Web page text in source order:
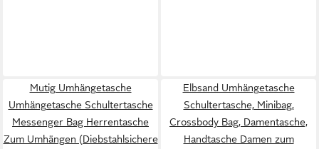
Mutig Umhängetasche
Umhängetasche Schultertasche
Messenger Bag Herrentasche
Zum Umhängen (Diebstahlsichere
Elbsand Umhängetasche
Schultertasche, Minibag,
Crossbody Bag, Damentasche,
Handtasche Damen zum